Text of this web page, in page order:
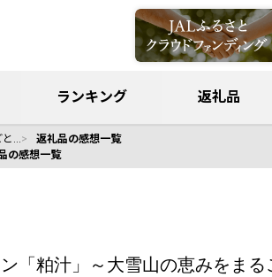
ランキング 返礼品
と…
返礼品の感想一覧
の感想一覧
「粕汁」～大雪山の恵みをまる